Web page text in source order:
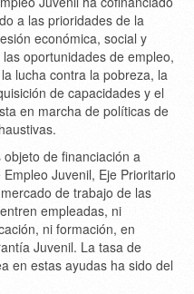
a las prioridades de la
económica, social y
oportunidades de empleo,
lucha contra la pobreza, la
de capacidades y el
en marcha de políticas de
de financiación a
Juvenil, Eje Prioritario
de trabajo de las
empleadas, ni
ni formación, en
Juvenil. La tasa de
en estas ayudas ha sido del